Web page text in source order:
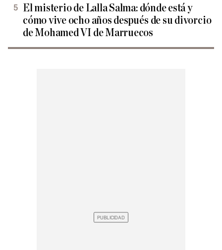
El misterio de Lalla Salma: dónde está y
cómo vive ocho años después de su divorcio
de Mohamed VI de Marruecos